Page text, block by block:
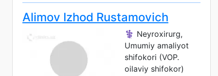
Alimov Izhod Rustamovich
⚕️ Neyroxirurg,
Umumiy amaliyot
shifokori (VOP.
oilaviy shifokor)